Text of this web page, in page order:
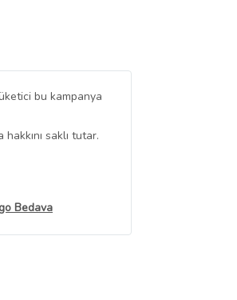
bu kampanya
saklı tutar.
Bedava